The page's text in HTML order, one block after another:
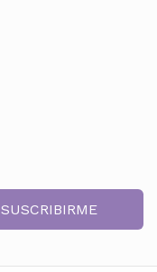
SUSCRIBIRME